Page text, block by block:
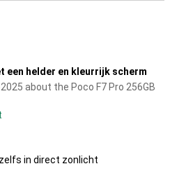
een helder en kleurrijk scherm
about the Poco F7 Pro 256GB
in direct zonlicht